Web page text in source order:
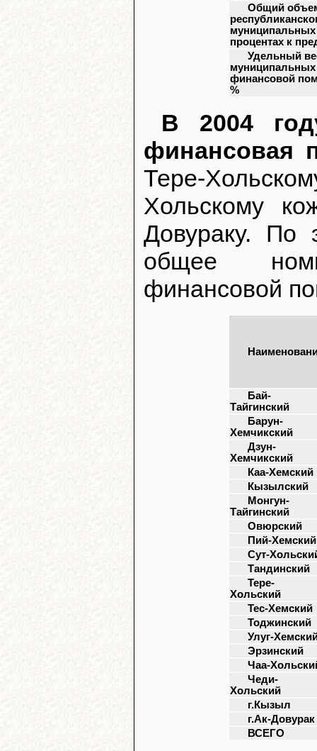
Общий
муниципальных
процентах к
Удельный
муниципальных
финансовой
%
В 2004
финансовая
Тере-
Хольскому
Довураку. По
общее
финансовой
Бай-
Тайгинский
Барун-
Хемчикский
Дзун-
Хемчикский
Каа-Хемский
Кызылский
Монгун-
Тайгинский
Овюрский
Пий-Хемский
Сут-
Тандинский
Тере-
Хольский
Тес-Хемский
Тоджинский
Улуг-
Эрзинский
Чаа-
Чеди-
Хольский
г.Кызыл
г.Ак-Довурак
ВСЕГО